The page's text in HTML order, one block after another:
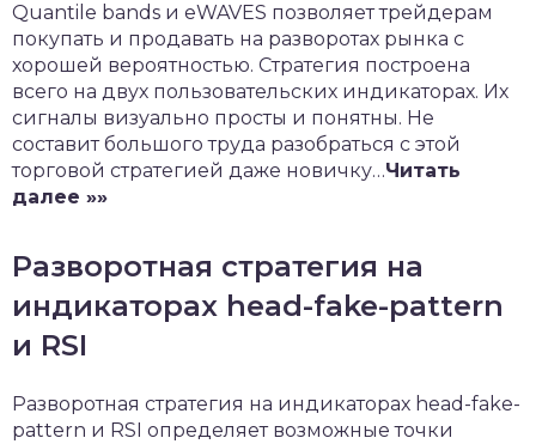
Quantile bands и eWAVES позволяет трейдерам
покупать и продавать на разворотах рынка с
хорошей вероятностью. Стратегия построена
всего на двух пользовательских индикаторах. Их
сигналы визуально просты и понятны. Не
составит большого труда разобраться с этой
торговой стратегией даже новичку…Читать
далее »»
Разворотная стратегия на
индикаторах head-fake-pattern
и RSI
Разворотная стратегия на индикаторах head-fake-
pattern и RSI определяет возможные точки